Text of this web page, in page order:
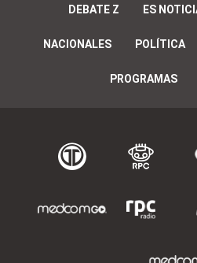
DEBATE Z ES
NACIONALES POLÍTICA
PROGRAMAS